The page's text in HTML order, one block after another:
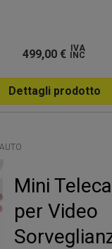
499,00 € IVA
INC
Dettagli prodotto
Mini
per Video